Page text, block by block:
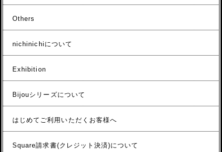
Others
nichinichiについて
Exhibition
Bijouシリーズについて
はじめてご利用いただくお客様へ
Square請求書(クレジット決済)について